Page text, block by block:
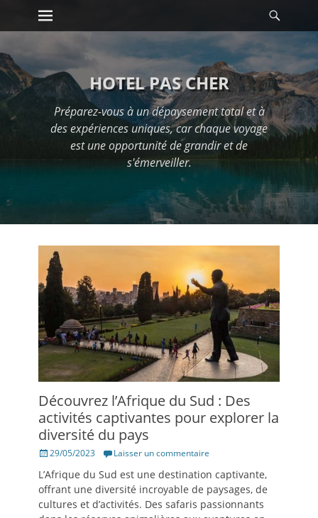
Passer
au
Premier menu
HOTEL PAS CHER
Préparez-vous à un dépaysement total et à
des expériences uniques, car chaque voyage
est une opportunité de grandir et de
s'émerveiller.
Découvrez l’Afrique du Sud : Des
activités captivantes pour explorer la
diversité du pays
Posté29/05/2023 Laisser un commentaire
L’Afrique du Sud est une destination captivante,
offrant une diversité incroyable de paysages, de
cultures et d’activités. Des safaris passionnants